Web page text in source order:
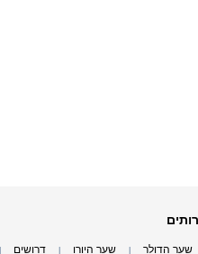
שער הדולר שער היורו דרושים